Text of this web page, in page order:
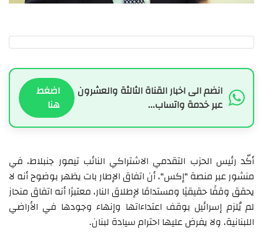
انضم الى اخبار القناة الثالثة والعشرون
عبر خدمة واتساب...
اضغط
هنا
أكّد رئيس الحزب التقدمي الاشتراكي النائب تيمور جنبلاط، في
منشور عبر منصة "إكس"، أن اتفاق الإطار بات يظهر بوضوح أنه لا
يحقق وقفًا حقيقيًا ومستدامًا لإطلاق النار، معتبرًا أنه اتفاق منحاز
لم يُلزم إسرائيل بوقف اعتداءاتها وإنهاء وجودها في الأراضي
اللبنانية، ولا يفرض عليها احترام سيادة لبنان.